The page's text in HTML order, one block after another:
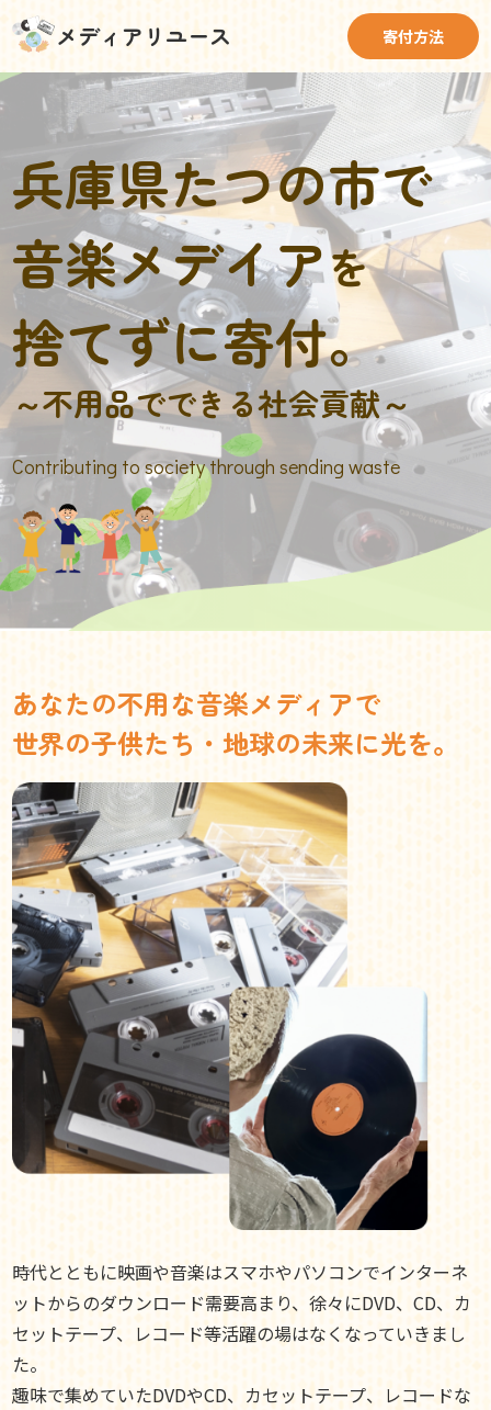
メディアリユース 寄付方法
兵庫県たつの市で
音楽メデイアを
捨てずに寄付。
～不用品でできる社会貢献～
Contributing to society through sending waste
あなたの不用な音楽メディアで
世界の子供たち・地球の未来に光を。
時代とともに映画や音楽はスマホやパソコンでインターネ
ットからのダウンロード需要高まり、徐々にDVD、CD、カ
セットテープ、レコード等活躍の場はなくなっていきまし
た。
趣味で集めていたDVDやCD、カセットテープ、レコードな